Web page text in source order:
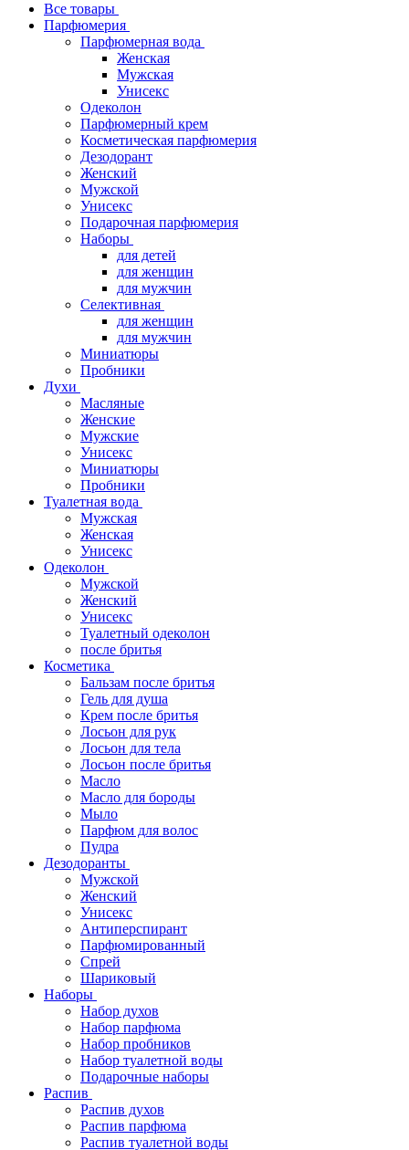
Все товары
Парфюмерия
Парфюмерная вода
Женская
Мужская
Унисекс
Одеколон
Парфюмерный крем
Косметическая парфюмерия
Дезодорант
Женский
Мужской
Унисекс
Подарочная парфюмерия
Наборы
для детей
для женщин
для мужчин
Селективная
для женщин
для мужчин
Миниатюры
Пробники
Духи
Масляные
Женские
Мужские
Унисекс
Миниатюры
Пробники
Туалетная вода
Мужская
Женская
Унисекс
Одеколон
Мужской
Женский
Унисекс
Туалетный одеколон
после бритья
Косметика
Бальзам после бритья
Гель для душа
Крем после бритья
Лосьон для рук
Лосьон для тела
Лосьон после бритья
Масло
Масло для бороды
Мыло
Парфюм для волос
Пудра
Дезодоранты
Мужской
Женский
Унисекс
Антиперспирант
Парфюмированный
Спрей
Шариковый
Наборы
Набор духов
Набор парфюма
Набор пробников
Набор туалетной воды
Подарочные наборы
Распив
Распив духов
Распив парфюма
Распив туалетной воды